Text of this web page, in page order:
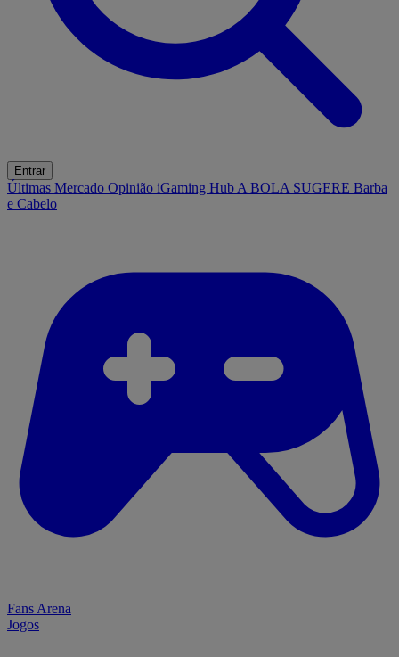
Entrar
Últimas Mercado Opinião iGaming Hub A BOLA SUGERE Barba
e Cabelo
Fans Arena
Jogos